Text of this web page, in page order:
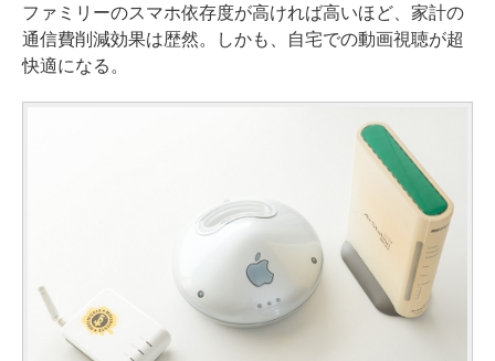
ファミリーのスマホ依存度が高ければ高いほど、家計の
通信費削減効果は歴然。しかも、自宅での動画視聴が超
快適になる。